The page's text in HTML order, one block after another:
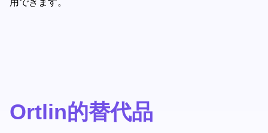
用できます。
Ortlin的替代品